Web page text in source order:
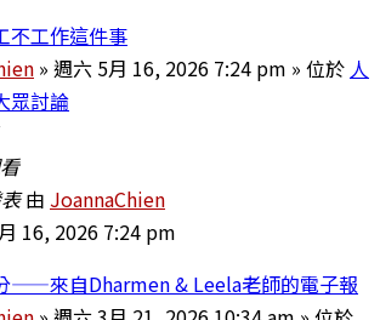
不工作這件事
» 週六 5月 16, 2026 7:24 pm » 位於 人
眾討論
由 JoannaChien
16, 2026 7:24 pm
——來自Dharmen & Leela老師的電子報